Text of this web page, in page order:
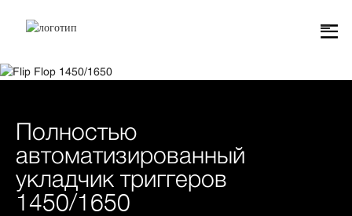
Полностью
автоматизированный
укладчик триггеров
1450/1650